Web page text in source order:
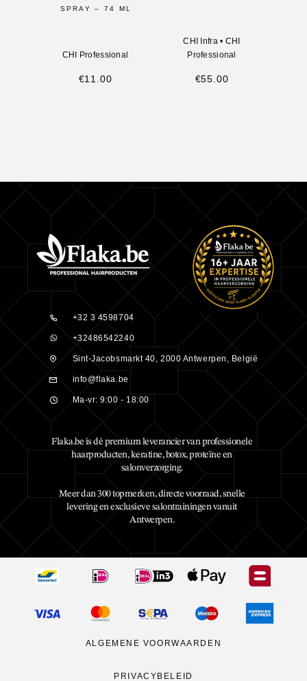
SPRAY – 74 ML
CHI Professional
€11.00
CHI Infra • CHI
Professional
€55.00
+32 3 4598704
+32486542240
Sint-Jacobsmarkt 40, 2000 Antwerpen, België
info@flaka.be
Ma-vr: 9:00 - 18:00
Flaka.be is dé premium leverancier van professionele
haarproducten, keratine, botox, proteïne en
salonverzorging.
Meer dan 300 topmerken, directe voorraad, snelle
levering en exclusieve salontrainingen vanuit
Antwerpen.
ALGEMENE VOORWAARDEN
PRIVACYBELEID